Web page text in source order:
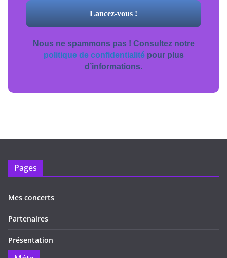
Nous ne spammons pas ! Consultez notre
politique de confidentialitépour plus
d’informations.
Pages
Mes concerts
Partenaires
Présentation